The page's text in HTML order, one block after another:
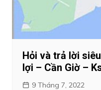
Hỏi và trả lời
lợi – Cần Giờ –
9 Tháng 7, 2022